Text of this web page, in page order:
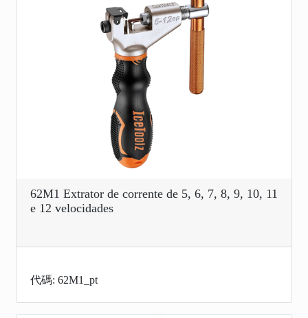
62M1 Extrator de corrente de 5, 6, 7, 8, 9, 10, 11
e 12 velocidades
代碼: 62M1_pt